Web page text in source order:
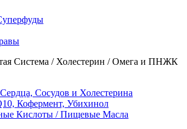
Система / Холестерин / Омега и ПНЖК
Сосудов и Холестерина
Кофермент, Убихинол
Кислоты / Пищевые Масла